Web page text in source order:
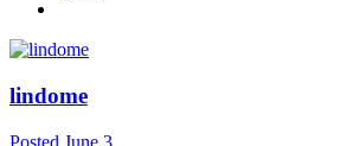
lindome
Posted June 3